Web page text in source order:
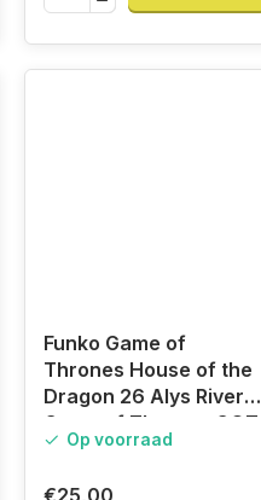
Funko Game of
Thrones House of the
Dragon 26 Alys Rivers,
Game of Thrones GOT
Op voorraad